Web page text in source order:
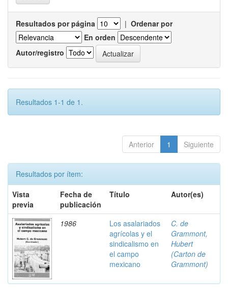
Resultados por página | Ordenar por
En orden
Autor/registro
Resultados 1-1 de 1.
Anterior 1 Siguiente
Resultados por ítem:
Vista
previa
Fecha de
publicación
Título Autor(es)
1986
Los asalariados
agrícolas y el
sindicalismo en
el campo
mexicano
C. de
Grammont,
Hubert
(Carton de
Grammont)